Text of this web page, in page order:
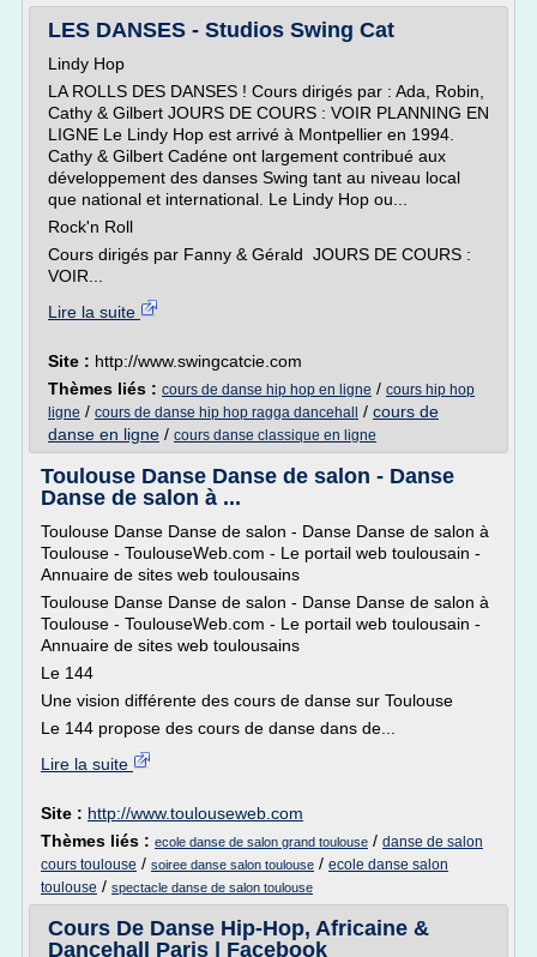
LES DANSES - Studios Swing Cat
Lindy Hop
LA ROLLS DES DANSES ! Cours dirigés par : Ada, Robin,
Cathy & Gilbert JOURS DE COURS : VOIR PLANNING EN
LIGNE Le Lindy Hop est arrivé à Montpellier en 1994.
Cathy & Gilbert Cadéne ont largement contribué aux
développement des danses Swing tant au niveau local
que national et international. Le Lindy Hop ou...
Rock'n Roll
Cours dirigés par Fanny & Gérald JOURS DE COURS :
VOIR...
Lire la suite
Site : http://www.swingcatcie.com
Thèmes liés : cours de danse hip hop en ligne / cours hip hop
ligne / cours de danse hip hop ragga dancehall / cours de
danse en ligne / cours danse classique en ligne
Toulouse Danse Danse de salon - Danse
Danse de salon à ...
Toulouse Danse Danse de salon - Danse Danse de salon à
Toulouse - ToulouseWeb.com - Le portail web toulousain -
Annuaire de sites web toulousains
Toulouse Danse Danse de salon - Danse Danse de salon à
Toulouse - ToulouseWeb.com - Le portail web toulousain -
Annuaire de sites web toulousains
Le 144
Une vision différente des cours de danse sur Toulouse
Le 144 propose des cours de danse dans de...
Lire la suite
Site : http://www.toulouseweb.com
Thèmes liés : ecole danse de salon grand toulouse / danse de salon
cours toulouse / soiree danse salon toulouse / ecole danse salon
toulouse / spectacle danse de salon toulouse
Cours De Danse Hip-Hop, Africaine &
Dancehall Paris | Facebook